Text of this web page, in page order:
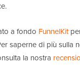
a fondo FunnelKit
saperne di più sulla
la nostra